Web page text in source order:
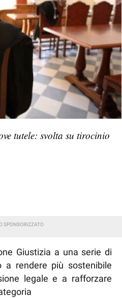
tutele: svolta su tirocinio
Giustizia a una serie di
a rendere più sostenibile
legale e a rafforzare